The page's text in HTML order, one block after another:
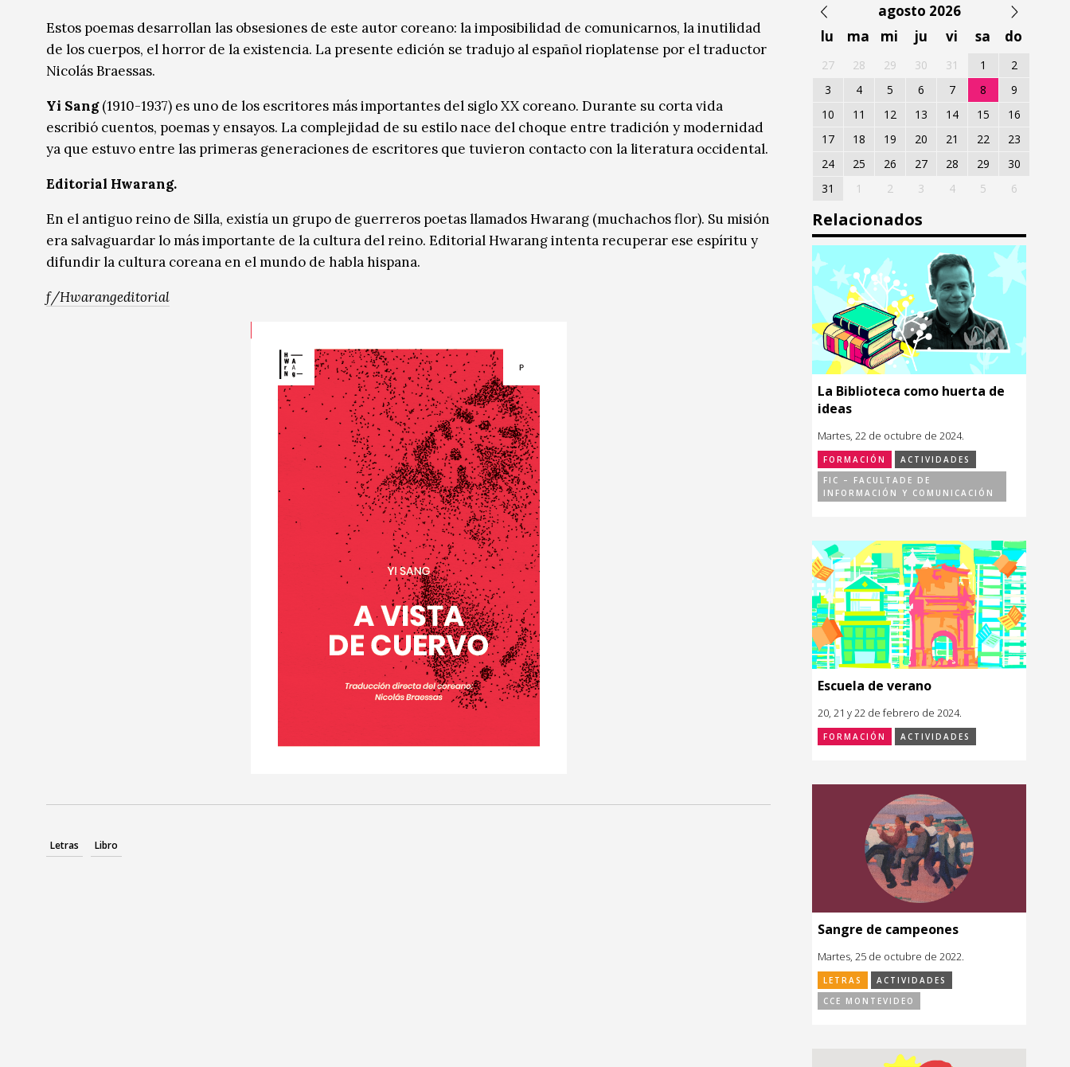
Música Música
Sin categoríaSin categoría
Estos poemas desarrollan las obsesiones de este autor coreano: la imposibilidad de comunicarnos, la inutilidad
de los cuerpos, el horror de la existencia. La presente edición se tradujo al español rioplatense por el traductor
Nicolás Braessas.
Yi Sang(1910-1937) es uno de los escritores más importantes del siglo XX coreano. Durante su corta vida
escribió cuentos, poemas y ensayos. La complejidad de su estilo nace del choque entre tradición y modernidad
ya que estuvo entre las primeras generaciones de escritores que tuvieron contacto con la literatura occidental.
Editorial Hwarang.
En el antiguo reino de Silla, existía un grupo de guerreros poetas llamados Hwarang (muchachos flor). Su misión
era salvaguardar lo más importante de la cultura del reino. Editorial Hwarang intenta recuperar ese espíritu y
difundir la cultura coreana en el mundo de habla hispana.
f/Hwarangeditorial
Letras Libro
agosto 2026
lu
ma mi ju vi sa do
27 28 29 30 31 1
2
3
4 5 6 7 8
9
10
11 12 13 14 15
16
17
18 19 20 21 22
23
24
25 26 27 28 29
30
31
1 2 3 4 5 6
Relacionados
La Biblioteca como huerta de
ideas
Martes, 22 de octubre de 2024.
FORMACIÓN
ACTIVIDADES
FIC – FACULTADE DE
INFORMACIÓN Y COMUNICACIÓN
Escuela de verano
20, 21 y 22 de febrero de 2024.
FORMACIÓN ACTIVIDADES
Sangre de campeones
Martes, 25 de octubre de 2022.
LETRAS
ACTIVIDADES
CCE MONTEVIDEO